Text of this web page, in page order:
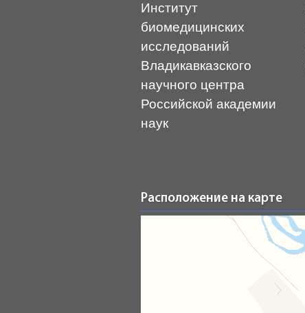
Институт
биомедицинских
исследований
Владикавказского
научного центра
Российской академии
наук
Расположение на карте